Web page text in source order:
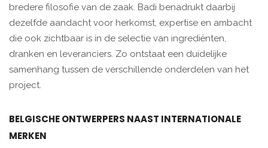
bredere filosofie van de zaak. Badi benadrukt daarbij
dezelfde aandacht voor herkomst, expertise en ambacht
die ook zichtbaar is in de selectie van ingrediënten,
dranken en leveranciers. Zo ontstaat een duidelijke
samenhang tussen de verschillende onderdelen van het
project.
BELGISCHE ONTWERPERS NAAST INTERNATIONALE
MERKEN